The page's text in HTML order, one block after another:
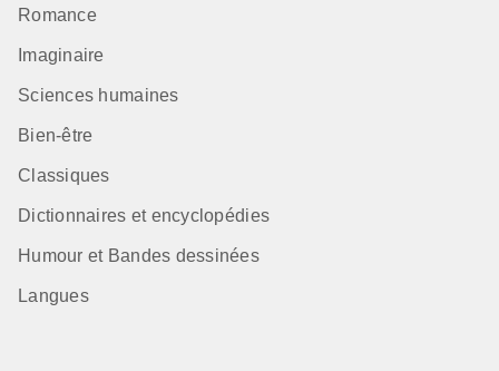
Romance
Imaginaire
Sciences humaines
Bien-être
Classiques
Dictionnaires et encyclopédies
Humour et Bandes dessinées
Langues